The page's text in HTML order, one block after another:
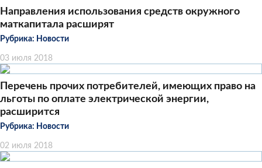
Направления использования средств окружного
маткапитала расширят
Рубрика: Новости
03 июля 2018
Перечень прочих потребителей, имеющих право на
льготы по оплате электрической энергии,
расширится
Рубрика: Новости
02 июля 2018